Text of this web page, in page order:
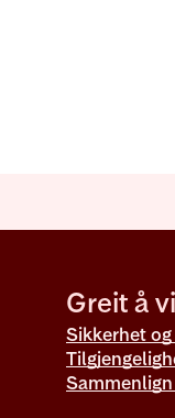
Greit å
Sikkerhet